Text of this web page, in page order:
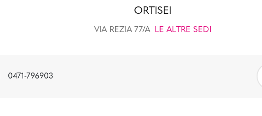
ORTISEI
VIA REZIA 77/A LE ALTRE SEDI
0471-796903